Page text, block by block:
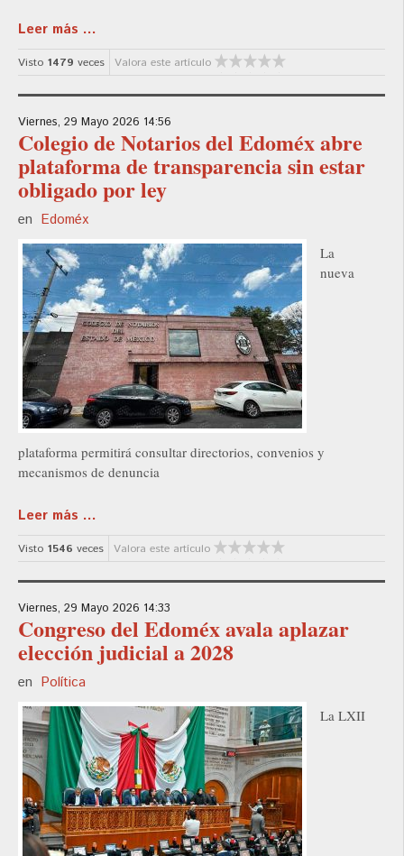
Leer más ...
Visto 1479 veces Valora este artículo
Viernes, 29 Mayo 2026 14:56
Colegio de Notarios del Edoméx abre
plataforma de transparencia sin estar
obligado por ley
en Edoméx
La
nueva
plataforma permitirá consultar directorios, convenios y
mecanismos de denuncia
Leer más ...
Visto 1546 veces Valora este artículo
Viernes, 29 Mayo 2026 14:33
Congreso del Edoméx avala aplazar
elección judicial a 2028
en Política
La LXII